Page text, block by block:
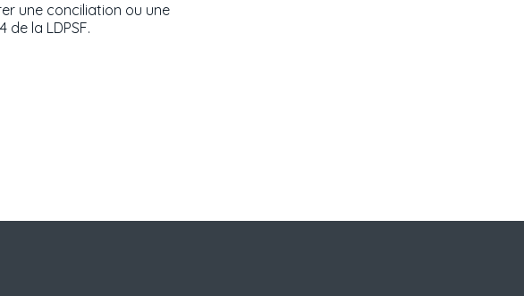
une conciliation ou une
de la LDPSF.